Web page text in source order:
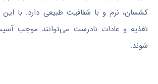
کشسان، نرم و با شفافیت طبیعی دارد. با
تغذیه و عادات نادرست می‌توانند موجب
شوند.